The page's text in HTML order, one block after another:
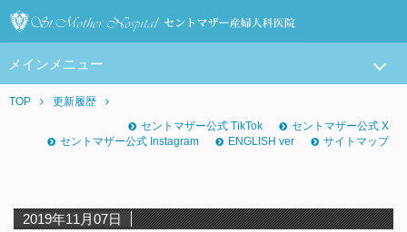
メインメニュー
TOP
更新履歴
セントマザー公式 TikTok
セントマザー公式 X
セントマザー公式 Instagram
ENGLISH ver サイトマップ
2019年11月07日